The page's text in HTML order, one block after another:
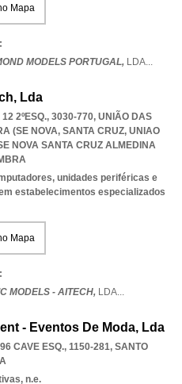
Mapa
MODELS PORTUGAL, LDA...
Lda
2ºESQ., 3030-770, UNIÃO DAS
(SE NOVA, SANTA CRUZ, UNIAO
NOVA SANTA CRUZ ALMEDINA
unidades periféricas e
estabelecimentos especializados
Mapa
MODELS - AITECH, LDA...
- Eventos De Moda, Lda
CAVE ESQ., 1150-281, SANTO
n.e.